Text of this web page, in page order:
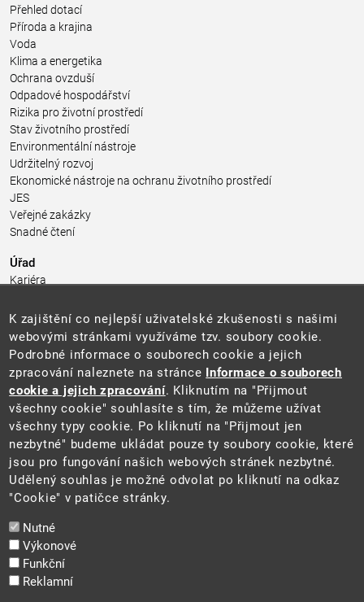
Přehled dotací
Příroda a krajina
Voda
Klima a energetika
Ochrana ovzduší
Odpadové hospodářství
Rizika pro životní prostředí
Stav životního prostředí
Environmentální nástroje
Udržitelný rozvoj
Ekonomické nástroje na ochranu životního prostředí
JES
Veřejné zakázky
Snadné čtení
Úřad
Kariéra
Pro média a veřejnost
Povinně zveřejňované informace
Kontakty
Přistupnost budovy úřadu MŽP
(PDF, 204 kB)
Web
Aktuality
Ochrana osobních údajů
Prohlášení o přístupnosti
Zásady používání cookies
Mapa webu
K zajištění co nejlepší uživatelské zkušenosti s našimi
webovými stránkami využíváme tzv. soubory cookie.
Podrobné informace o souborech cookie a jejich
zpracování naleznete na stránce Informace o souborech
cookie a jejich zpracování. Kliknutím na "Přijmout
všechny cookie" souhlasíte s tím, že můžeme užívat
všechny typy cookie. Po kliknutí na "Přijmout jen
nezbytné" budeme ukládat pouze ty soubory cookie, které
jsou pro fungování našich webových stránek nezbytné.
Udělený souhlas je možné odvolat po kliknutí na odkaz
"Cookie" v patičce stránky.
Nutné
Výkonové
Funkční
Reklamní